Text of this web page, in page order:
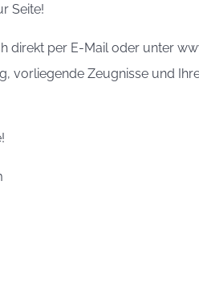
Seite!
direkt per E-Mail oder unter
vorliegende Zeugnisse und